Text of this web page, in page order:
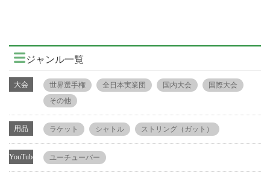
ジャンル一覧
大会 世界選手権 全日本実業団 国内大会
国際大会
その他
用品 ラケット シャトル ストリング（ガット）
YouTube ユーチューバー